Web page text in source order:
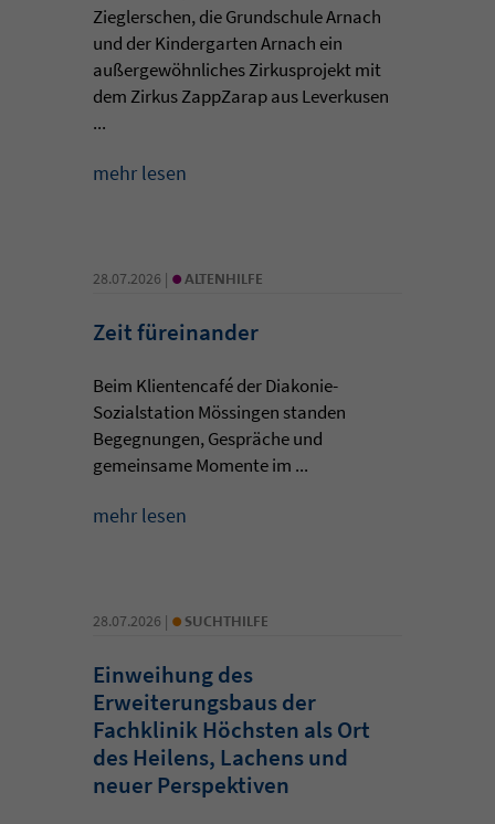
Zieglerschen, die Grundschule Arnach
und der Kindergarten Arnach ein
außergewöhnliches Zirkusprojekt mit
dem Zirkus ZappZarap aus Leverkusen
...
mehr lesen
28.07.2026 | • ALTENHILFE
Zeit füreinander
Beim Klientencafé der Diakonie-
Sozialstation Mössingen standen
Begegnungen, Gespräche und
gemeinsame Momente im ...
mehr lesen
28.07.2026 | • SUCHTHILFE
Einweihung des
Erweiterungsbaus der
Fachklinik Höchsten als Ort
des Heilens, Lachens und
neuer Perspektiven